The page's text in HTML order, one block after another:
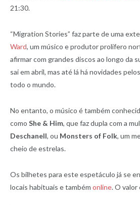
21:30.
“Migration Stories” faz parte de uma
Ward, um músico e produtor prolifero
afirmar com grandes discos ao longo da
sai em abril, mas até lá há novidades
todo o mundo.
No entanto, o músico é também
como She & Him, que faz dupla com a
Deschanell, ou Monsters of Folk, um
cheio de estrelas.
Os bilhetes para este espetáculo já se
locais habituais e também online. O valor